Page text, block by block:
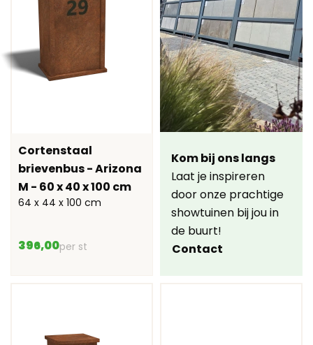
Cortenstaal
brievenbus - Arizona
M - 60 x 40 x 100 cm
64 x 44 x 100 cm
396,00per st
Kom bij ons langs
Laat je inspireren
door onze prachtige
showtuinen bij jou in
de buurt!
Contact